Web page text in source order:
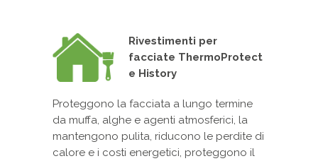
Rivestimenti per
facciate ThermoProtect
e History
Proteggono la facciata a lungo termine
da muffa, alghe e agenti atmosferici, la
mantengono pulita, riducono le perdite di
calore e i costi energetici, proteggono il